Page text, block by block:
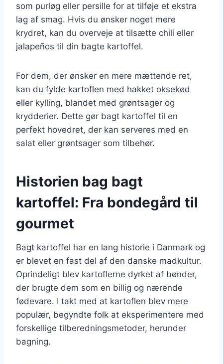
som purløg eller persille for at tilføje et ekstra
lag af smag. Hvis du ønsker noget mere
krydret, kan du overveje at tilsætte chili eller
jalapeños til din bagte kartoffel.
For dem, der ønsker en mere mættende ret,
kan du fylde kartoflen med hakket oksekød
eller kylling, blandet med grøntsager og
krydderier. Dette gør bagt kartoffel til en
perfekt hovedret, der kan serveres med en
salat eller grøntsager som tilbehør.
Historien bag bagt
kartoffel: Fra bondegård til
gourmet
Bagt kartoffel har en lang historie i Danmark og
er blevet en fast del af den danske madkultur.
Oprindeligt blev kartoflerne dyrket af bønder,
der brugte dem som en billig og nærende
fødevare. I takt med at kartoflen blev mere
populær, begyndte folk at eksperimentere med
forskellige tilberedningsmetoder, herunder
bagning.